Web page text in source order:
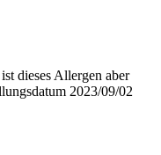
dieses Allergen aber
2023/09/02